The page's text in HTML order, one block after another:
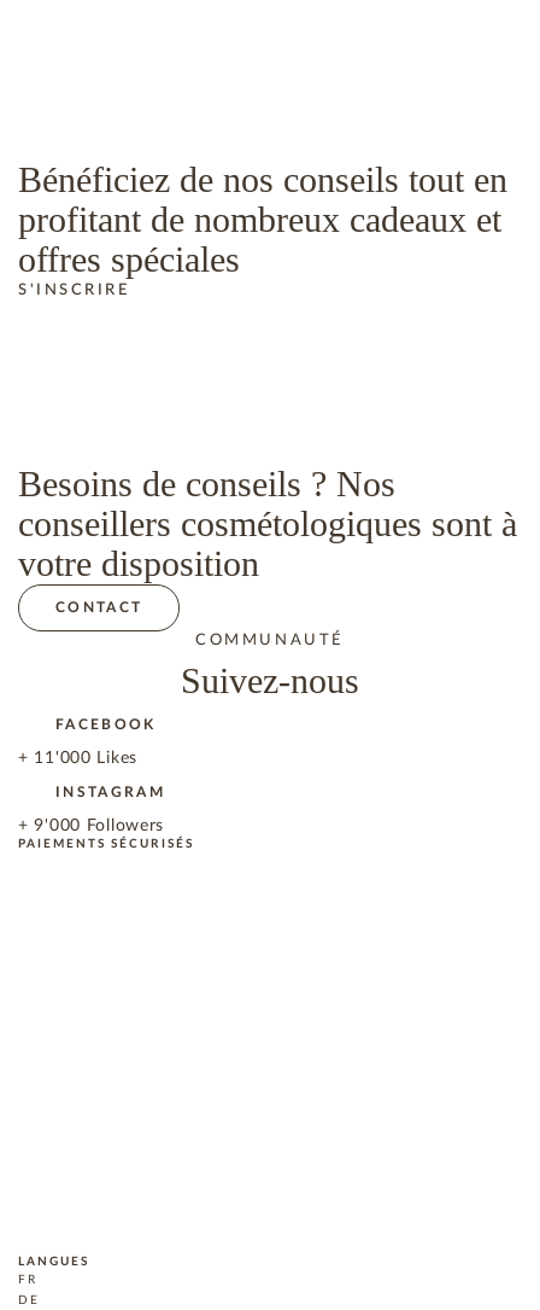
Bénéficiez de nos conseils tout en
profitant de nombreux cadeaux et
offres spéciales
S'INSCRIRE
Besoins de conseils ? Nos
conseillers cosmétologiques sont à
votre disposition
CONTACT
COMMUNAUTÉ
Suivez-nous
FACEBOOK
+ 11'000 Likes
INSTAGRAM
+ 9'000 Followers
PAIEMENTS SÉCURISÉS
LANGUES
FR
DE